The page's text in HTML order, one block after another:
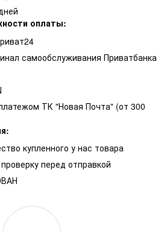
оплаты:
самообслуживания Приватбанка
ТК "Новая Почта" (от 300
купленного у нас товара
перед отправкой